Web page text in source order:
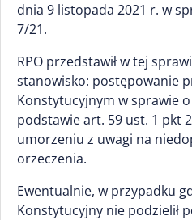
dnia 9 listopada 2021 r. w
7/21.
RPO przedstawił w tej
stanowisko: postępowanie
Konstytucyjnym w sprawie
podstawie art. 59 ust. 1 pkt
umorzeniu z uwagi na
orzeczenia.
Ewentualnie, w przypadku
Konstytucyjny nie podzielił